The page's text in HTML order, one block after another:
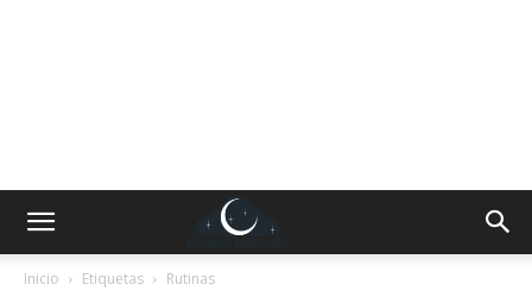
Inicio Etiquetas Rutinas